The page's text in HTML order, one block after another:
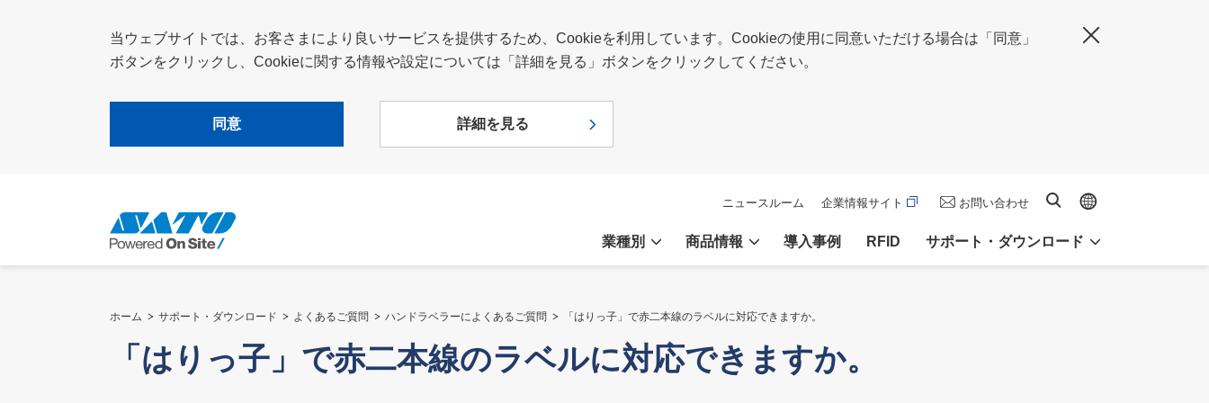
当ウェブサイトでは、お客さまにより良いサービスを提供するため、Cookieを利用しています。Cookieの使用に同意いただける場合は「同意」
ボタンをクリックし、Cookieに関する情報や設定については「詳細を見る」ボタンをクリックしてください。
同意 詳細を見る
業種別 商品情報 導入事例 RFID サポート・ダウンロード
ニュースルーム 企業情報サイト お問い合わせ サイト内検索
ホーム サポート・ダウンロード よくあるご質問 ハンドラベラーによくあるご質問 「はりっ子」で赤二本線のラベルに対応できますか。
「はりっ子」で赤二本線のラベルに対応できますか。